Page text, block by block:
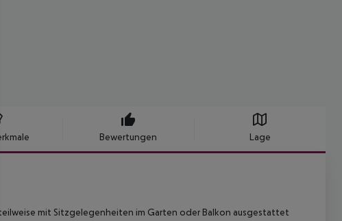
Bewertungen Lage
mit Sitzgelegenheiten im Garten oder Balkon ausgestattet